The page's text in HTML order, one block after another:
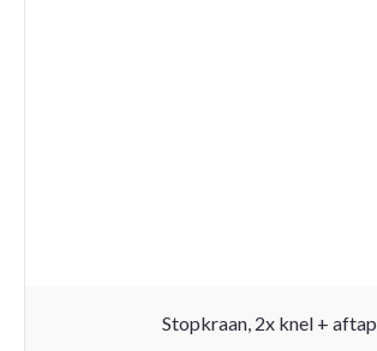
Stopkraan, 2x knel + aftap